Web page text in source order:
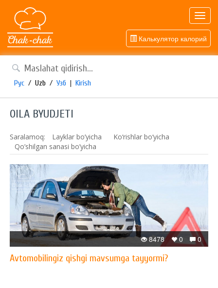
Калькулятор калорий
Рус / Uzb / Узб | Kirish
OILA BYUDJETI
Saralamoq: Layklar bo’yicha
Ko‘rishlar bo‘yicha
Qo’shilgan sanasi bo’yicha
0
0
8478
Avtomobilingiz qishgi mavsumga tayyormi?